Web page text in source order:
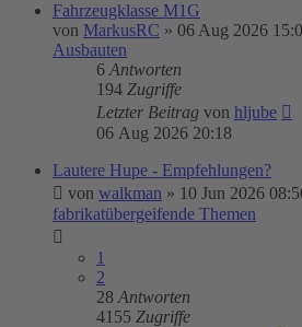
Fahrzeugklasse M1G
von MarkusRC » 06 Aug 2026
Ausbauten
6 Antworten
194 Zugriffe
Letzter Beitrag von hljube
06 Aug 2026 20:18
Lautere Hupe - Empfehlungen?
von walkman » 10 Jun 2026
fabrikatübergeifende Themen
1
2
28 Antworten
4155 Zugriffe